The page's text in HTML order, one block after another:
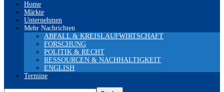
Home
Märkte
Unternehmen
Mehr Nachrichten
ABFALL & KREISLAUFWIRTSCHAFT
FORSCHUNG
POLITIK & RECHT
RESSOURCEN & NACHHALTIGKEIT
ENGLISH
Termine